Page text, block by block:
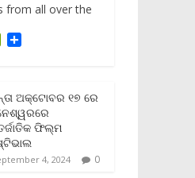
from all over the
P
t
F
r
i
e
n
e
ଅକ୍ଟୋବର ୧୭ ରେ
ଫିଲ୍ମ
4, 2024 0